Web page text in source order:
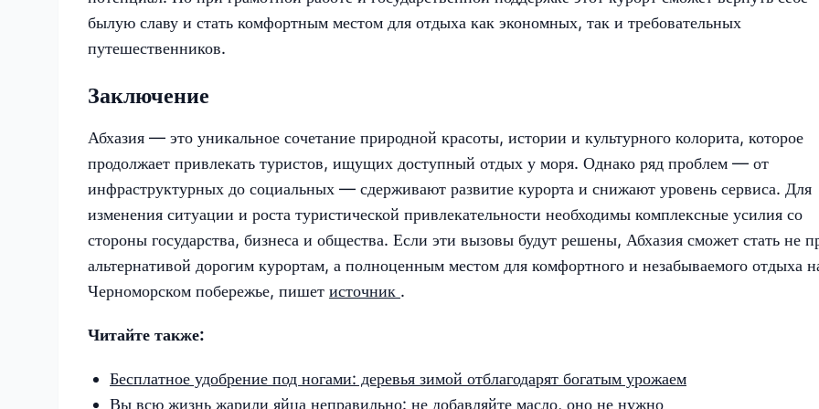
былую славу и стать комфортным местом для отдыха как экономных, так и требовательных
путешественников.
Заключение
Абхазия — это уникальное сочетание природной красоты, истории и культурного колорита, которое
продолжает привлекать туристов, ищущих доступный отдых у моря. Однако ряд проблем — от
инфраструктурных до социальных — сдерживают развитие курорта и снижают уровень сервиса. Для
изменения ситуации и роста туристической привлекательности необходимы комплексные усилия со
стороны государства, бизнеса и общества. Если эти вызовы будут решены, Абхазия сможет стать не
альтернативой дорогим курортам, а полноценным местом для комфортного и незабываемого отдыха
Черноморском побережье, пишет источник .
Читайте также:
Бесплатное удобрение под ногами: деревья зимой отблагодарят богатым урожаем
Вы всю жизнь жарили яйца неправильно: не добавляйте масло, оно не нужно